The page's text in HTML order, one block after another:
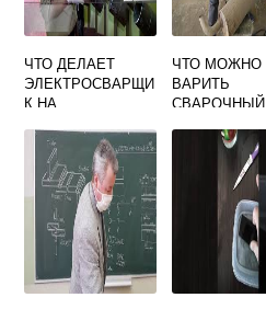
ЧТО ДЕЛАЕТ
ЭЛЕКТРОСВАРЩИ
К НА
Х И
ПОЛУАВТОМАТИЧ
ЕСКИХ МАШИНАХ
ЧТО МОЖНО
ВАРИТЬ
СВАРОЧНЫЙ